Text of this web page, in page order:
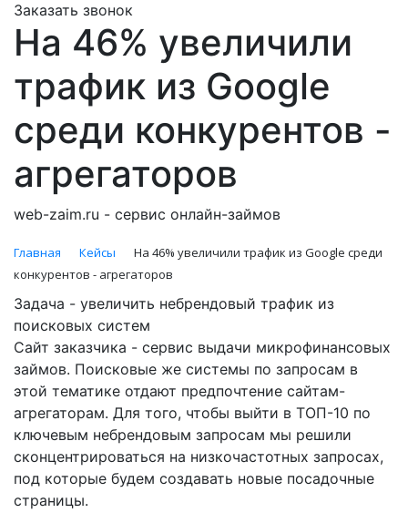
Заказать звонок
На 46% увеличили
трафик из Google
среди конкурентов -
агрегаторов
web-zaim.ru - сервис онлайн-займов
Главная Кейсы
На 46% увеличили трафик из Google среди
конкурентов - агрегаторов
Задача - увеличить небрендовый трафик из
поисковых систем
Сайт заказчика - сервис выдачи микрофинансовых
займов. Поисковые же системы по запросам в
этой тематике отдают предпочтение сайтам-
агрегаторам. Для того, чтобы выйти в ТОП-10 по
ключевым небрендовым запросам мы решили
сконцентрироваться на низкочастотных запросах,
под которые будем создавать новые посадочные
страницы.